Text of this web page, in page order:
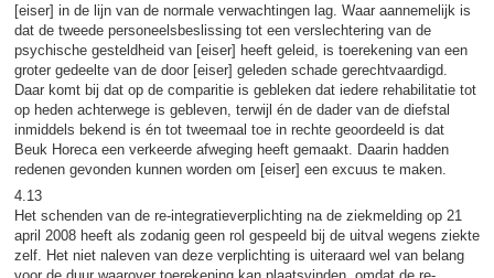
[eiser] in de lijn van de normale verwachtingen lag. Waar aannemelijk is
dat de tweede personeelsbeslissing tot een verslechtering van de
psychische gesteldheid van [eiser] heeft geleid, is toerekening van een
groter gedeelte van de door [eiser] geleden schade gerechtvaardigd.
Daar komt bij dat op de comparitie is gebleken dat iedere rehabilitatie tot
op heden achterwege is gebleven, terwijl én de dader van de diefstal
inmiddels bekend is én tot tweemaal toe in rechte geoordeeld is dat
Beuk Horeca een verkeerde afweging heeft gemaakt. Daarin hadden
redenen gevonden kunnen worden om [eiser] een excuus te maken.
4.13
Het schenden van de re-integratieverplichting na de ziekmelding op 21
april 2008 heeft als zodanig geen rol gespeeld bij de uitval wegens ziekte
zelf. Het niet naleven van deze verplichting is uiteraard wel van belang